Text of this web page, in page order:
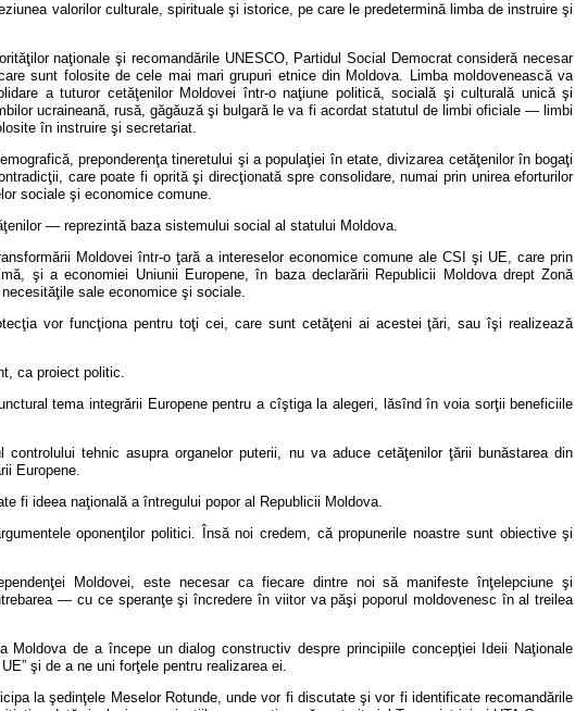
valorilor culturale, spirituale şi istorice, pe care le predetermină limba de instruire şi
naţionale şi recomandările UNESCO, Partidul Social Democrat consideră necesar
sunt folosite de cele mai mari grupuri etnice din Moldova. Limba moldovenească va
a tuturor cetăţenilor Moldovei într-o naţiune politică, socială şi culturală unică şi
ucraineană, rusă, găgăuză şi bulgară le va fi acordat statutul de limbi oficiale — limbi
în instruire şi secretariat.
preponderenţa tineretului şi a populaţiei în etate, divizarea cetăţenilor în bogaţi
care poate fi oprită şi direcţionată spre consolidare, numai prin unirea eforturilor
sociale şi economice comune.
— reprezintă baza sistemului social al statului Moldova.
Moldovei într-o ţară a intereselor economice comune ale CSI şi UE, care prin
şi a economiei Uniunii Europene, în baza declarării Republicii Moldova drept Zonă
sale economice şi sociale.
vor funcţiona pentru toţi cei, care sunt cetăţeni ai acestei ţări, sau îşi realizează
ca proiect politic.
tema integrării Europene pentru a cîştiga la alegeri, lăsînd în voia sorţii beneficiile
tehnic asupra organelor puterii, nu va aduce cetăţenilor ţării bunăstarea din
Europene.
fi ideea naţională a întregului popor al Republicii Moldova.
oponenţilor politici. Însă noi credem, că propunerile noastre sunt obiective şi
Moldovei, este necesar ca fiecare dintre noi să manifeste înţelepciune şi
— cu ce speranţe şi încredere în viitor va păşi poporul moldovenesc în al treilea
Moldova de a începe un dialog constructiv despre principiile concepţiei Ideii Naţionale
şi de a ne uni forţele pentru realizarea ei.
la şedinţele Meselor Rotunde, unde vor fi discutate şi vor fi identificate recomandările